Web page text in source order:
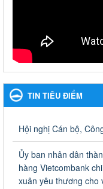
Ngày ban hành: 27/09/
Hưởng ứng cuộc thi
Hưởng ứng cuộc thi
Ngày ban hành: 06/09/
bổng, hỗ trợ của
học 2023-2024
Về việc thống kê, lập
hỗ trợ của Chương
2024
TIN TIÊU ĐIỂM
Hội nghị Cán bộ,
Ủy ban nhân dân
hàng Vietcombank
xuân yêu thương cho